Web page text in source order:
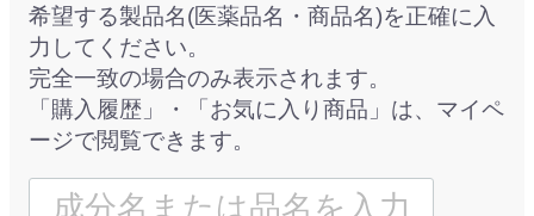
希望する製品名(医薬品名・商品名)を正確に入
力してください。
完全一致の場合のみ表示されます。
「購入履歴」・「お気に入り商品」は、マイペ
ージで閲覧できます。